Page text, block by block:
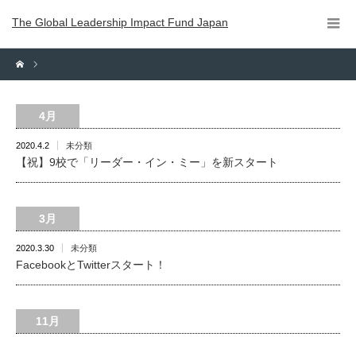
The Global Leadership Impact Fund Japan
4月
2020.4.2 未分類
【祝】9校で「リーダー・イン・ミー」を新スタート
3月
2020.3.30 未分類
FacebookとTwitterスタート！
11月